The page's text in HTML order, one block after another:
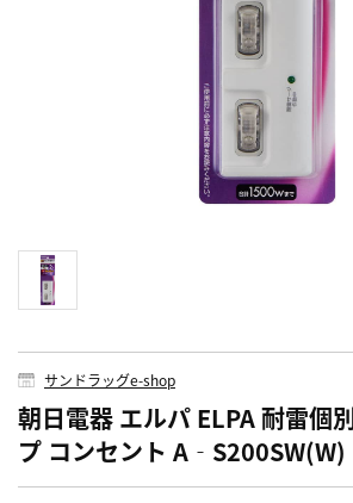
サンドラッグe-shop
朝日電器 エルパ ELPA 耐雷個
プ コンセント A‐S200SW(W)